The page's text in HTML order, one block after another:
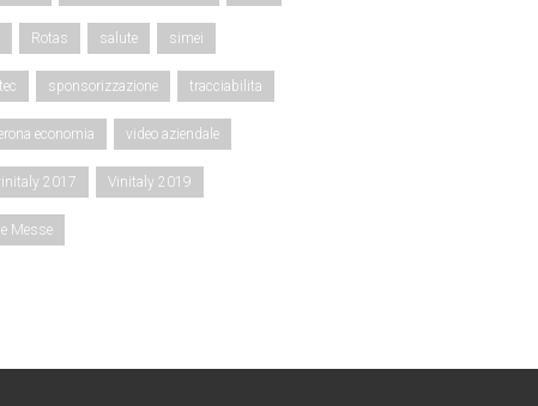
Rotas salute simei
sponsorizzazione tracciabilita
economia video aziendale
2017 Vinitaly 2019
Messe